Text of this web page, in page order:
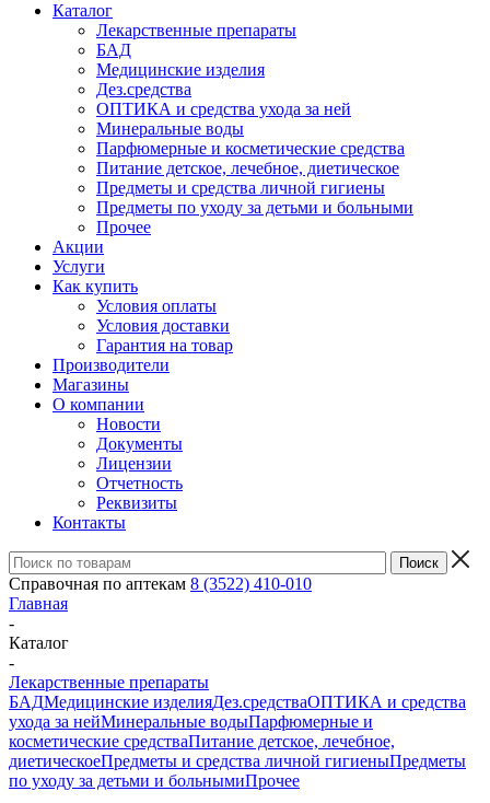
Каталог
Лекарственные препараты
БАД
Медицинские изделия
Дез.средства
ОПТИКА и средства ухода за ней
Минеральные воды
Парфюмерные и косметические средства
Питание детское, лечебное, диетическое
Предметы и средства личной гигиены
Предметы по уходу за детьми и больными
Прочее
Акции
Услуги
Как купить
Условия оплаты
Условия доставки
Гарантия на товар
Производители
Магазины
О компании
Новости
Документы
Лицензии
Отчетность
Реквизиты
Контакты
Справочная по аптекам 8 (3522) 410-010
Главная
-
Каталог
-
Лекарственные препараты
БАДМедицинские изделияДез.средстваОПТИКА и средства
ухода за нейМинеральные водыПарфюмерные и
косметические средстваПитание детское, лечебное,
диетическоеПредметы и средства личной гигиеныПредметы
по уходу за детьми и больнымиПрочее